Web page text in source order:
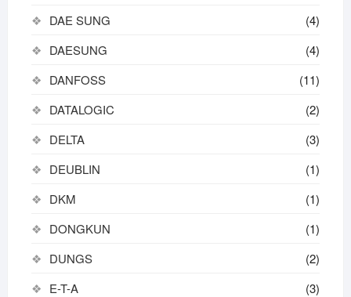
DAE SUNG
(4)
DAESUNG
(4)
DANFOSS
(11)
DATALOGIC
(2)
DELTA
(3)
DEUBLIN
(1)
DKM
(1)
DONGKUN
(1)
DUNGS
(2)
E-T-A
(3)